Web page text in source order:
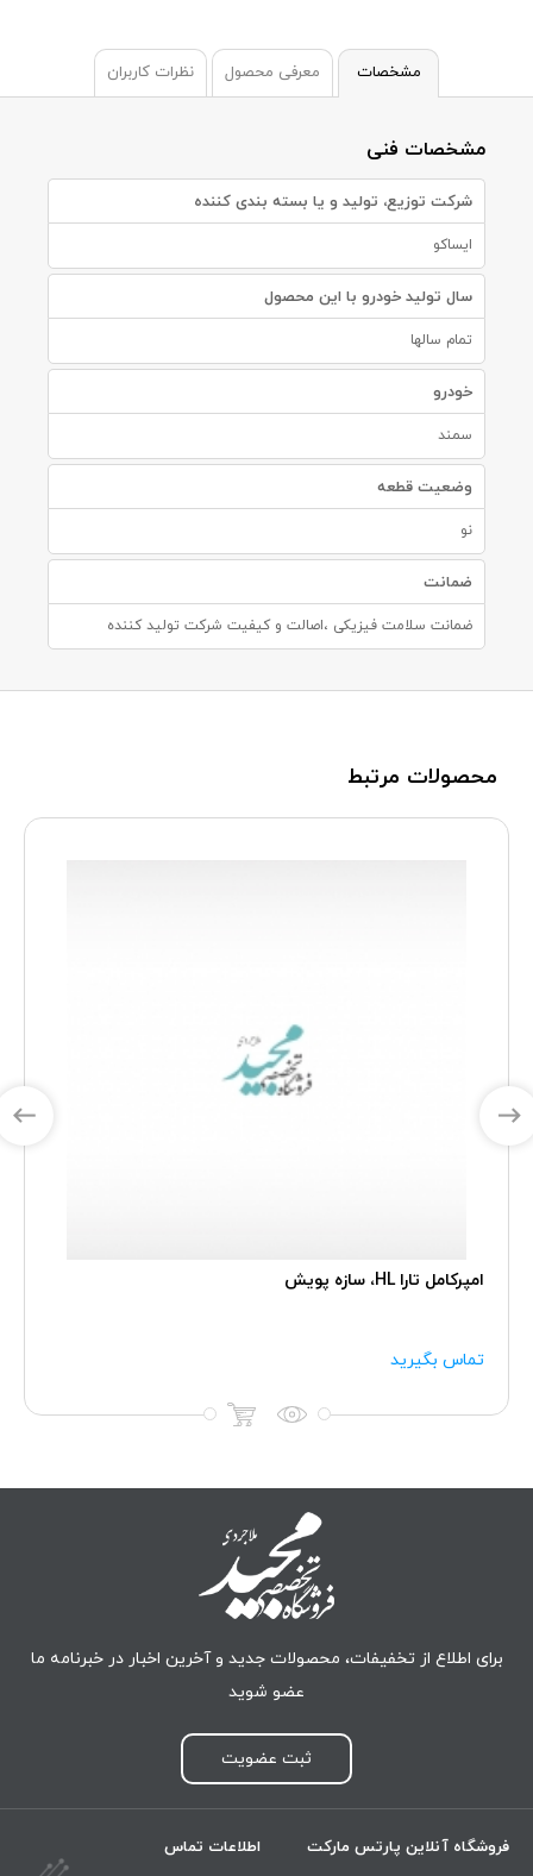
مشخصات معرفی محصول نظرات کاربران
مشخصات فنی
شرکت توزیع، تولید و یا بسته بندی کننده
ایساکو
سال تولید خودرو با این محصول
تمام سالها
خودرو
سمند
وضعیت قطعه
نو
ضمانت
ضمانت سلامت فیزیکی ،اصالت و کیفیت شرکت تولید کننده
محصولات مرتبط
امپرکامل تارا HL، سازه پویش
تماس بگیرید
برای اطلاع از تخفیفات، محصولات جدید و آخرین اخبار در خبرنامه ما
عضو شوید
ثبت عضویت
فروشگاه آنلاین پارتس مارکت اطلاعات تماس